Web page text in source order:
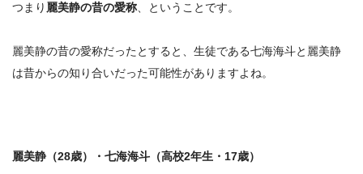
つまり 麗美静の昔の愛称、ということです。
麗美静の昔の愛称だったとすると、 生徒である七海海斗と麗美静
は昔からの知り合いだった可能性がありますよね。
麗美静（28歳）・七海海斗（高校2年生・17歳）